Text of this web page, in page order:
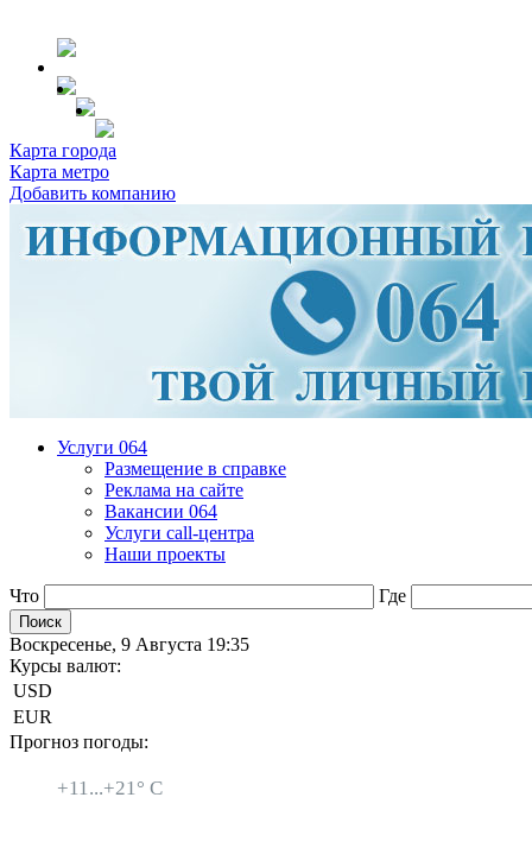
Карта города
Карта метро
Добавить компанию
Услуги 064
Размещение в справке
Реклама на сайте
Вакансии 064
Услуги call-центра
Наши проекты
Что Где
Воскресенье, 9 Августа 19:35
Курсы валют:
USD
EUR
Прогноз погоды:
+11...+21° C